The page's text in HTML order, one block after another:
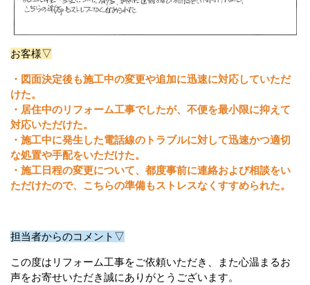
お客様▽
・図面決定後も施工中の変更や追加に迅速に対応していただ
けた。
・居住中のリフォーム工事でしたが、不便を最小限に抑えて
対応いただけた。
・施工中に発生した電話線のトラブルに対して迅速かつ適切
な処置や手配をいただけた。
・施工日程の変更について、都度事前に連絡および相談をい
ただけたので、こちらの準備もストレスなくすすめられた。
担当者からのコメント▽
この度はリフォーム工事をご依頼いただき、また心温まるお
声をお寄せいただき誠にありがとうございます。